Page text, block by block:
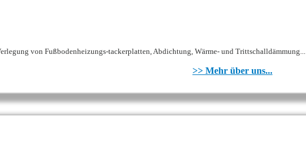
von Fußbodenheizungs-tackerplatten, Abdichtung, Wärme- und Trittschalldämmung...
>> Mehr über uns...